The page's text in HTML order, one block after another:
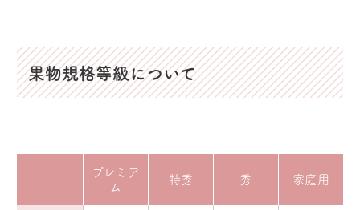
果物規格等級について
プレミア
ム
特秀 秀 家庭用